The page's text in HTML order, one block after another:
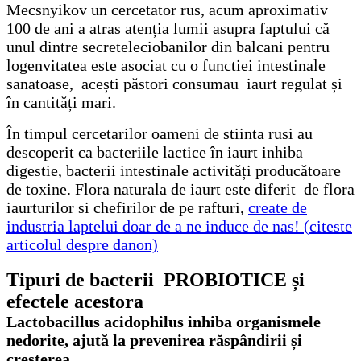
Mecsnyikov un cercetator rus, acum aproximativ
100 de ani a atras atenția lumii asupra faptului că
unul dintre secreteleciobanilor din balcani pentru
logenvitatea este asociat cu o functiei intestinale
sanatoase, acești păstori consumau iaurt regulat și
în cantități mari.
În timpul cercetarilor oameni de stiinta rusi au
descoperit ca bacteriile lactice în iaurt inhiba
digestie, bacterii intestinale activități producătoare
de toxine. Flora naturala de iaurt este diferit de flora
iaurturilor si chefirilor de pe rafturi, create de
industria laptelui doar de a ne induce de nas! (citeste
articolul despre danon)
Tipuri de bacterii PROBIOTICE și
efectele acestora
Lactobacillus acidophilus inhiba organismele
nedorite, ajută la prevenirea răspândirii și